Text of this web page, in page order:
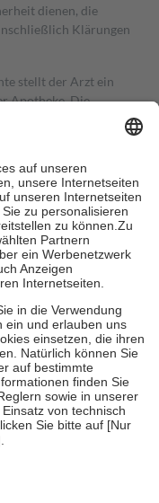
dienen, die
Klärungen
stellt der Arzt ein
Apotheke. Die
in der Regel die
davon als Zuzahlung
in Höhe von zehn
fünf Euround
als die tatsächlichen
Online-Apotheken.
beträgt die
zehn Euro je
eigene Gesundheit zu
zu unterstützen,
18. Lebensjahr
die von der